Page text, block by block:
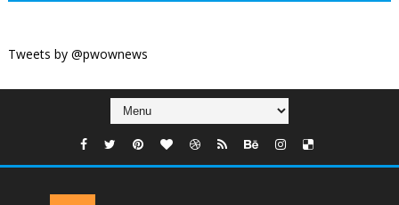
Tweets by @pwownews